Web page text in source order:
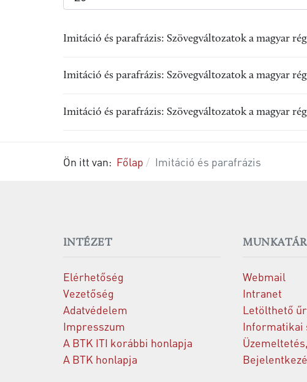
Imitáció és parafrázis: Szövegváltozatok a magyar
Imitáció és parafrázis: Szövegváltozatok a magyar
Imitáció és parafrázis: Szövegváltozatok a magyar
Ön itt van: Főlap Imitáció és parafrázis
INTÉZET
Elérhetőség
Vezetőség
Adatvédelem
Impresszum
A BTK ITI korábbi honlapja
A BTK honlapja
Webmail
Intranet
Letölthető
Informatikai